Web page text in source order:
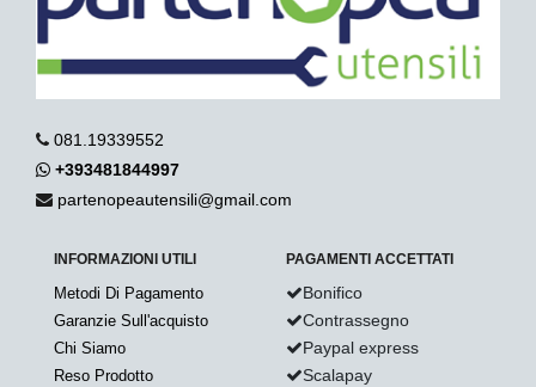
081.19339552
+393481844997
partenopeautensili@gmail.com
INFORMAZIONI UTILI
Metodi Di Pagamento
Garanzie Sull'acquisto
Chi Siamo
Reso Prodotto
PAGAMENTI ACCETTATI
Bonifico
Contrassegno
Paypal express
Scalapay